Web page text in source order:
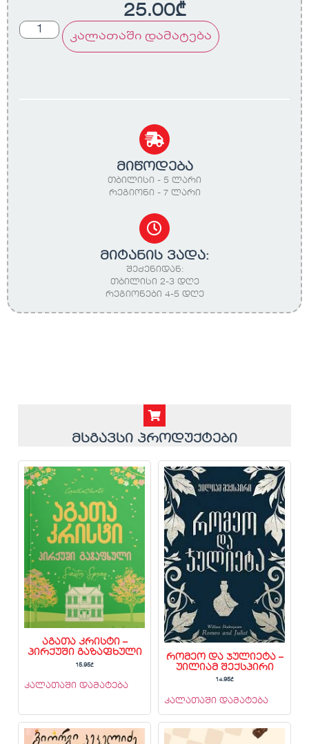
25.00₾
კალათაში დამატება
მიწოდება
თბილისი - 5 ლარი
რეგიონი - 7 ლარი
მიტანის ვადა:
შეძენიდან:
თბილისი 2-3 დღე
რეგიონები 4-5 დღე
მსგავსი პროდუქტები
აგათა კრისტი –
პირქუში გაზაფხული
15.95₾
კალათაში დამატება
რომეო და ჯულიეტა –
უილიამ შექსპირი
14.95₾
კალათაში დამატება